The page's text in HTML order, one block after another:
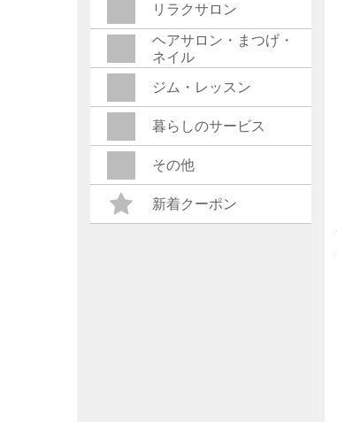
リラクサロン
ヘアサロン・まつげ・
ネイル
ジム・レッスン
暮らしのサービス
その他
新着クーポン